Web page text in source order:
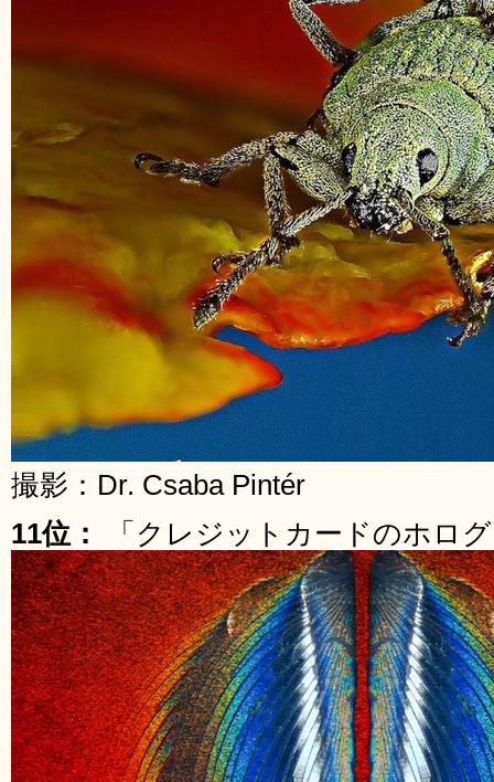
撮影：Dr. Csaba Pintér
11位：
「クレジットカードのホロ